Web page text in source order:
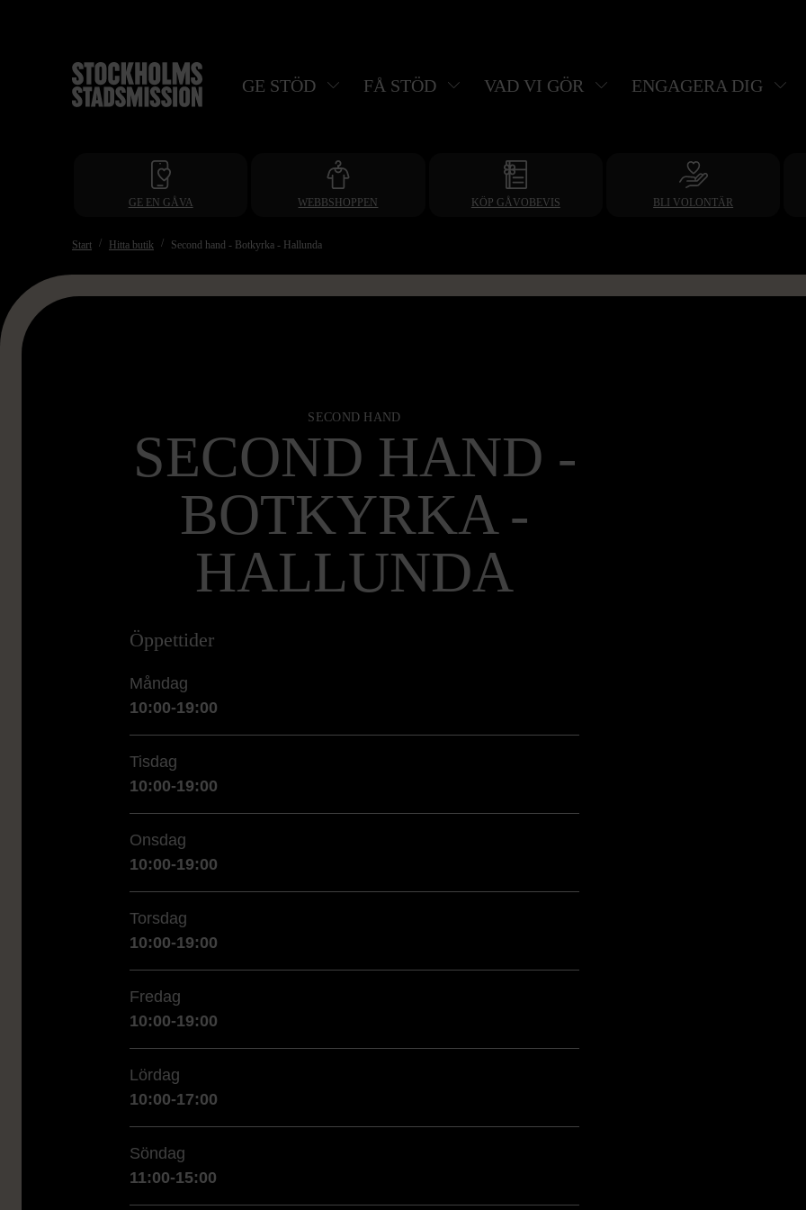
huvudinnehåll
GE STÖD FÅ STÖD VAD VI GÖR ENGAGERA DIG
GE EN GÅVA WEBBSHOPPEN KÖP GÅVOBEVIS BLI VOLONTÄR
Start Hitta butik Second hand - Botkyrka - Hallunda
SECOND HAND
SECOND HAND -
BOTKYRKA -
HALLUNDA
Öppettider
Måndag
10:00-19:00
Tisdag
10:00-19:00
Onsdag
10:00-19:00
Torsdag
10:00-19:00
Fredag
10:00-19:00
Lördag
10:00-17:00
Söndag
11:00-15:00